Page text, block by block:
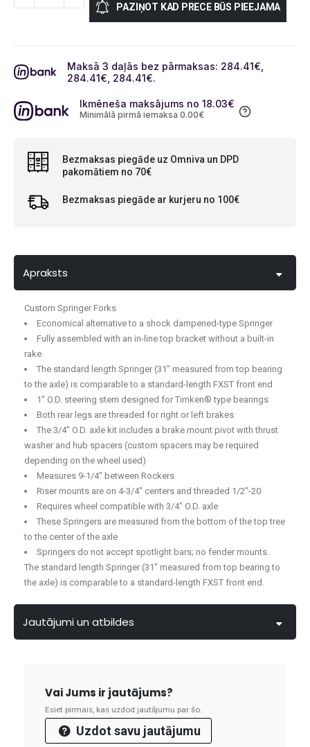
PAZIŅOT KAD PRECE BŪS PIEEJAMA
Maksā 3 daļās bez pārmaksas: 284.41€
284.41€ , 284.41€.
Ikmēneša maksājums no 18.03€
Minimālā pirmā iemaksa 0.00€
Bezmaksas piegāde uz Omniva un DPD
pakomātiem no 70€
Bezmaksas piegāde ar kurjeru no 100€
Apraksts
Custom Springer Forks
Economical alternative to a shock dampened-type Springer
Fully assembled with an in-line top bracket without a built-in
rake
The standard length Springer (31" measured from top bearing
to the axle) is comparable to a standard-length FXST front end
1" O.D. steering stem designed for Timken® type bearings
Both rear legs are threaded for right or left brakes
The 3/4" O.D. axle kit includes a brake mount pivot with thrust
washer and hub spacers (custom spacers may be required
depending on the wheel used)
Measures 9-1/4" between Rockers
Riser mounts are on 4-3/4" centers and threaded 1/2"-20
Requires wheel compatible with 3/4" O.D. axle
These Springers are measured from the bottom of the top tree
to the center of the axle
Springers do not accept spotlight bars; no fender mounts.
The standard length Springer (31" measured from top bearing to
the axle) is comparable to a standard-length FXST front end.
Jautājumi un atbildes
Vai Jums ir jautājums?
Esiet pirmais, kas uzdod jautājumu par šo.
Uzdot savu jautājumu